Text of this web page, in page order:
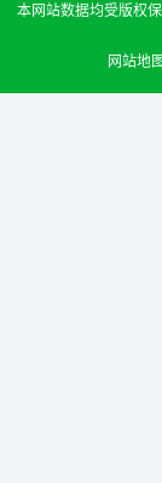
本网站数据均受版权
网站地图